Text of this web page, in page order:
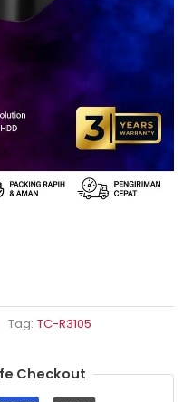
Tag: TC-R3105
Checkout